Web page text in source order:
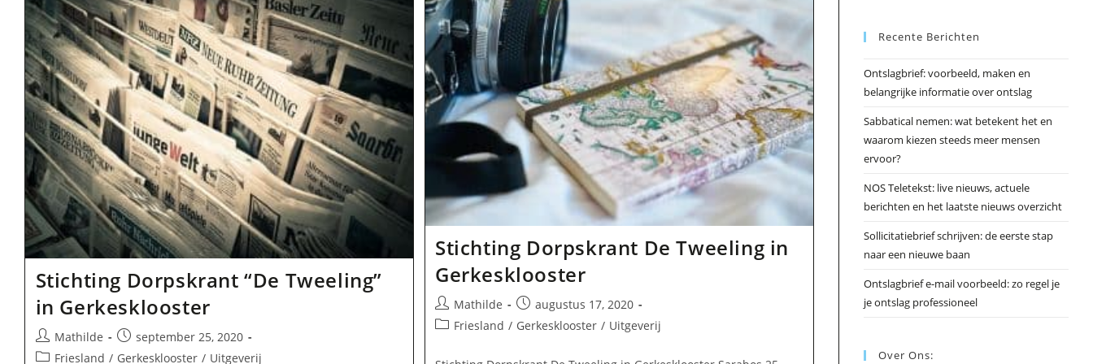
Stichting Dorpskrant “De Tweeling”
in Gerkesklooster
Bericht
auteur:
Mathilde
Bericht
gepubliceerd
september 25, 2020
Berichtcategorie:
Friesland / Gerkesklooster / Uitgeverij
Stichting Dorpskrant De Tweeling in
Gerkesklooster
Bericht
auteur:
Mathilde
Bericht
gepubliceerd
augustus 17, 2020
Berichtcategorie:
Friesland / Gerkesklooster / Uitgeverij
Recente Berichten
Ontslagbrief: voorbeeld, maken en
belangrijke informatie over ontslag
Sabbatical nemen: wat betekent het en
waarom kiezen steeds meer mensen
ervoor?
NOS Teletekst: live nieuws, actuele
berichten en het laatste nieuws overzicht
Sollicitatiebrief schrijven: de eerste stap
naar een nieuwe baan
Ontslagbrief e-mail voorbeeld: zo regel je
je ontslag professioneel
Over Ons: